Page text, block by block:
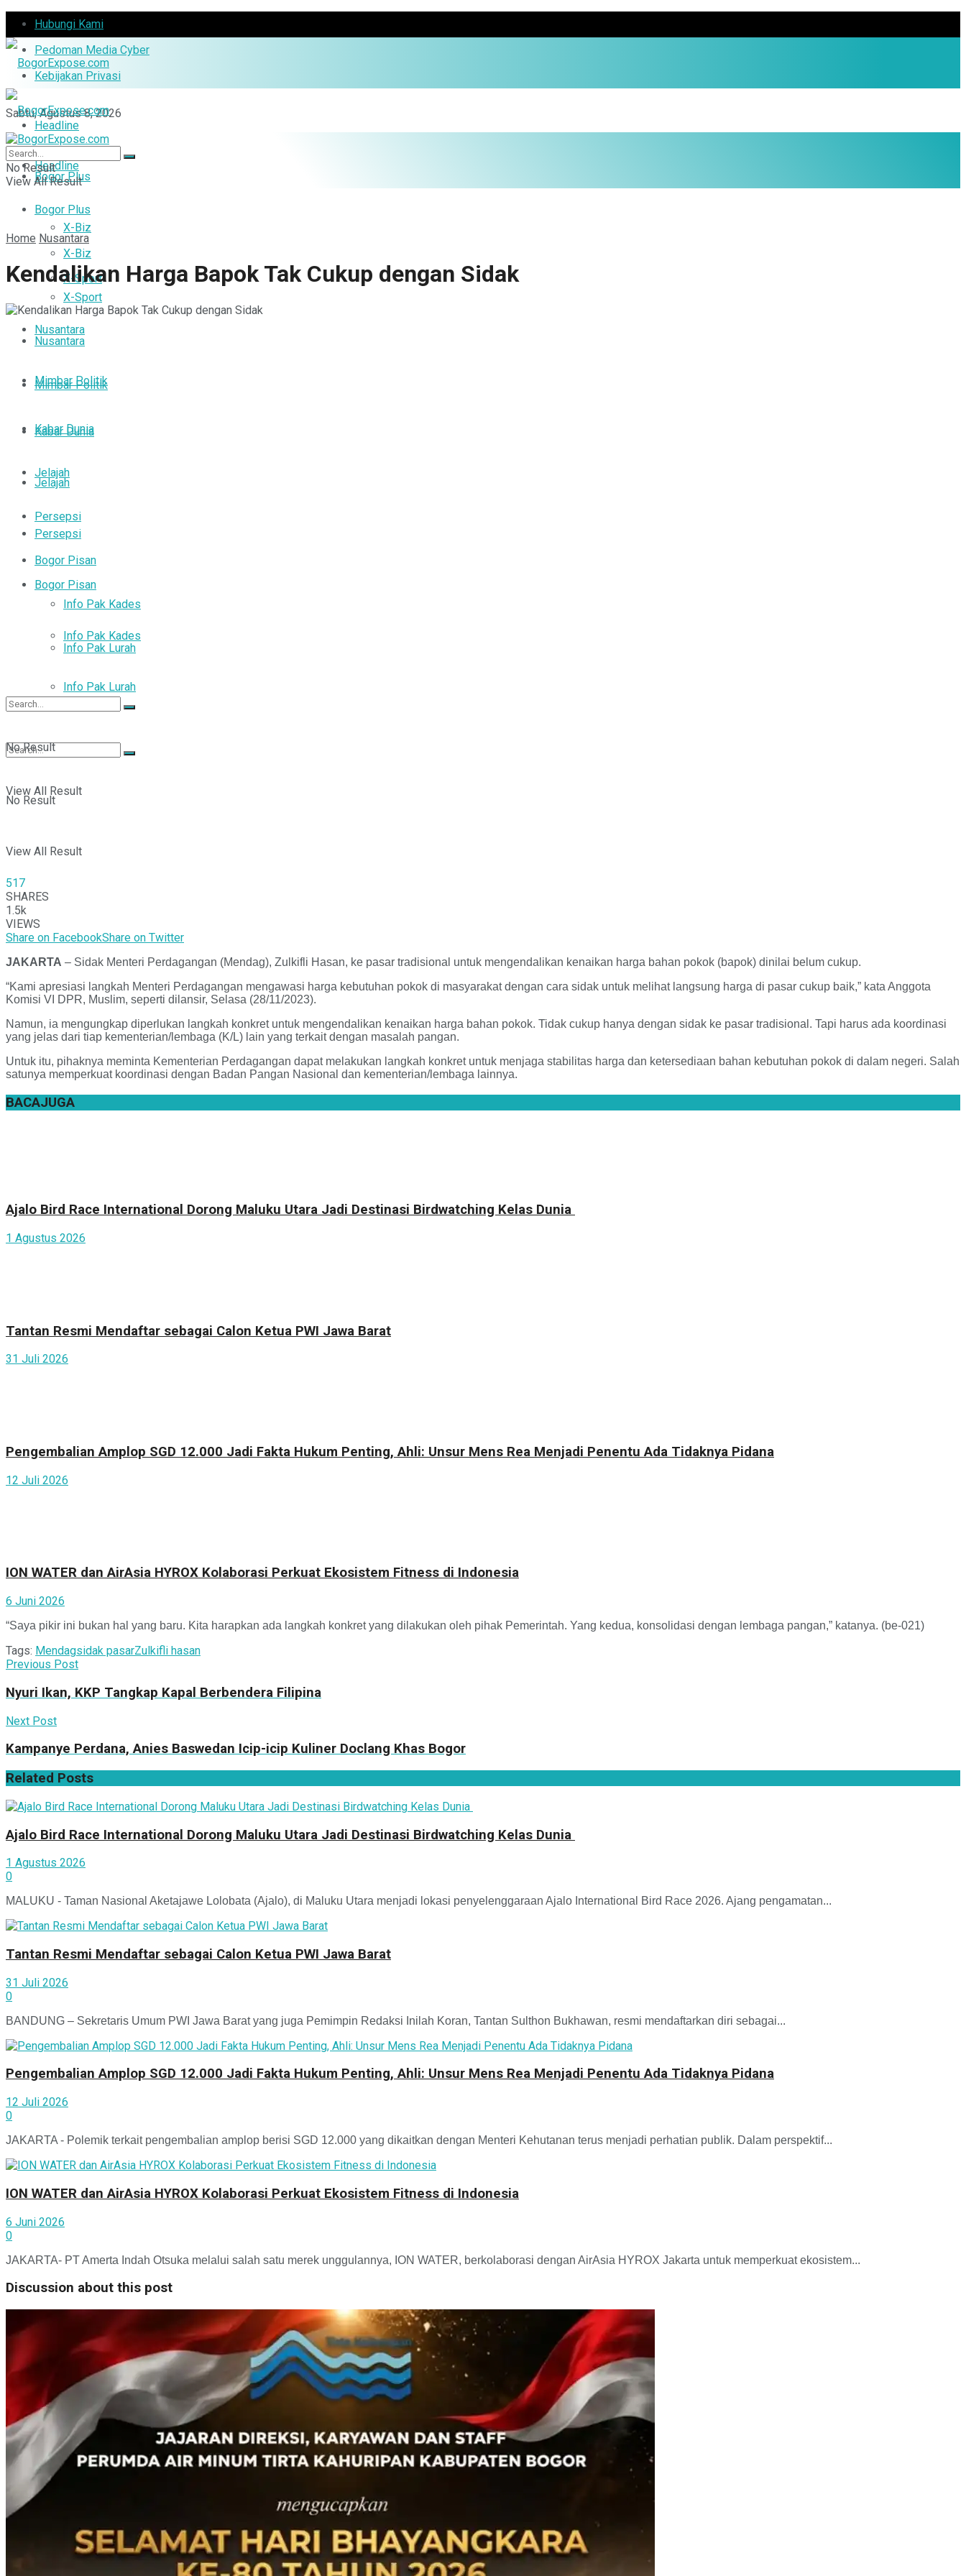
Hubungi Kami
Pedoman Media Cyber
Kebijakan Privasi
Sabtu, Agustus 8, 2026
Headline
Bogor Plus
X-Biz
X-Sport
Nusantara
Mimbar Politik
Kabar Dunia
Jelajah
Persepsi
Bogor Pisan
Info Pak Kades
Info Pak Lurah
No Result
View All Result
Headline
Bogor Plus
X-Biz
X-Sport
Nusantara
Mimbar Politik
Kabar Dunia
Jelajah
Persepsi
Bogor Pisan
Info Pak Kades
Info Pak Lurah
No Result
View All Result
No Result
View All Result
Home Nusantara
Kendalikan Harga Bapok Tak Cukup dengan Sidak
517
SHARES
1.5k
VIEWS
Share on FacebookShare on Twitter
JAKARTA – Sidak Menteri Perdagangan (Mendag), Zulkifli Hasan, ke pasar tradisional untuk mengendalikan kenaikan harga bahan pokok (bapok) dinilai belum cukup.
“Kami apresiasi langkah Menteri Perdagangan mengawasi harga kebutuhan pokok di masyarakat dengan cara sidak untuk melihat langsung harga di pasar cukup baik,” kata Anggota
Komisi VI DPR, Muslim, seperti dilansir, Selasa (28/11/2023).
Namun, ia mengungkap diperlukan langkah konkret untuk mengendalikan kenaikan harga bahan pokok. Tidak cukup hanya dengan sidak ke pasar tradisional. Tapi harus ada koordinasi
yang jelas dari tiap kementerian/lembaga (K/L) lain yang terkait dengan masalah pangan.
Untuk itu, pihaknya meminta Kementerian Perdagangan dapat melakukan langkah konkret untuk menjaga stabilitas harga dan ketersediaan bahan kebutuhan pokok di dalam negeri. Salah
satunya memperkuat koordinasi dengan Badan Pangan Nasional dan kementerian/lembaga lainnya.
BACAJUGA
Ajalo Bird Race International Dorong Maluku Utara Jadi Destinasi Birdwatching Kelas Dunia
1 Agustus 2026
Tantan Resmi Mendaftar sebagai Calon Ketua PWI Jawa Barat
31 Juli 2026
Pengembalian Amplop SGD 12.000 Jadi Fakta Hukum Penting, Ahli: Unsur Mens Rea Menjadi Penentu Ada Tidaknya Pidana
12 Juli 2026
ION WATER dan AirAsia HYROX Kolaborasi Perkuat Ekosistem Fitness di Indonesia
6 Juni 2026
“Saya pikir ini bukan hal yang baru. Kita harapkan ada langkah konkret yang dilakukan oleh pihak Pemerintah. Yang kedua, konsolidasi dengan lembaga pangan,” katanya. (be-021)
Tags: Mendagsidak pasarZulkifli hasan
Previous Post
Nyuri Ikan, KKP Tangkap Kapal Berbendera Filipina
Next Post
Kampanye Perdana, Anies Baswedan Icip-icip Kuliner Doclang Khas Bogor
Related Posts
Ajalo Bird Race International Dorong Maluku Utara Jadi Destinasi Birdwatching Kelas Dunia
1 Agustus 2026
0
MALUKU - Taman Nasional Aketajawe Lolobata (Ajalo), di Maluku Utara menjadi lokasi penyelenggaraan Ajalo International Bird Race 2026. Ajang pengamatan...
Tantan Resmi Mendaftar sebagai Calon Ketua PWI Jawa Barat
31 Juli 2026
0
BANDUNG – Sekretaris Umum PWI Jawa Barat yang juga Pemimpin Redaksi Inilah Koran, Tantan Sulthon Bukhawan, resmi mendaftarkan diri sebagai...
Pengembalian Amplop SGD 12.000 Jadi Fakta Hukum Penting, Ahli: Unsur Mens Rea Menjadi Penentu Ada Tidaknya Pidana
12 Juli 2026
0
JAKARTA - Polemik terkait pengembalian amplop berisi SGD 12.000 yang dikaitkan dengan Menteri Kehutanan terus menjadi perhatian publik. Dalam perspektif...
ION WATER dan AirAsia HYROX Kolaborasi Perkuat Ekosistem Fitness di Indonesia
6 Juni 2026
0
JAKARTA- PT Amerta Indah Otsuka melalui salah satu merek unggulannya, ION WATER, berkolaborasi dengan AirAsia HYROX Jakarta untuk memperkuat ekosistem...
Discussion about this post